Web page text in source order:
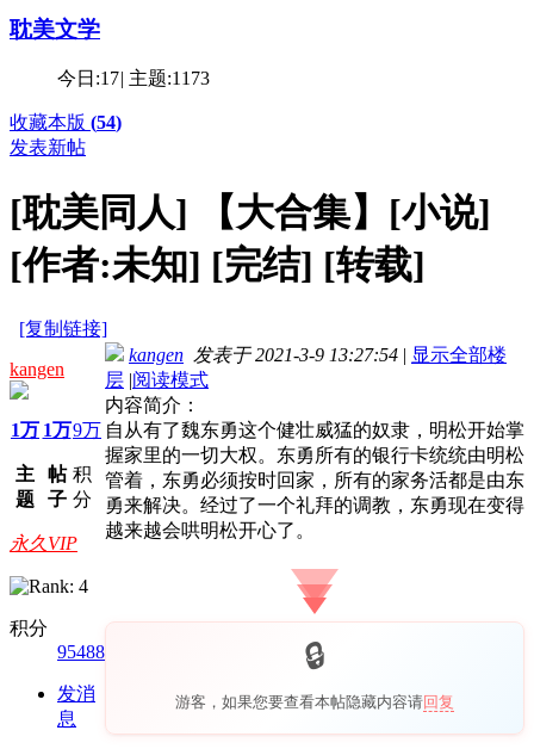
耽美文学
今日:17| 主题:1173
收藏本版 (54)
发表新帖
[耽美同人]
【大合集】[小说]
[作者:未知] [完结] [转载]
[复制链接]
kangen
1万
主
题
1万
帖
子
9万
积
分
永久VIP
积分
95488
发消
息
kangen 发表于 2021-3-9 13:27:54 | 显示全部楼
层 |阅读模式
内容简介：
自从有了魏东勇这个健壮威猛的奴隶，明松开始掌
握家里的一切大权。东勇所有的银行卡统统由明松
管着，东勇必须按时回家，所有的家务活都是由东
勇来解决。经过了一个礼拜的调教，东勇现在变得
越来越会哄明松开心了。
游客，如果您要查看本帖隐藏内容请回复